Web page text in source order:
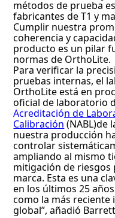
métodos de prueba
fabricantes de T1 y
Cumplir nuestra
coherencia y
producto es un pilar
normas de OrthoLite.
Para verificar la
pruebas internas, el
OrthoLite está en
oficial de laboratorio
Acreditación de
Calibración (NABL)de
nuestra producción
controlar
ampliando al mismo
mitigación de riesgos
marca. Esta es una
en los últimos 25
como la más
global”, añadió